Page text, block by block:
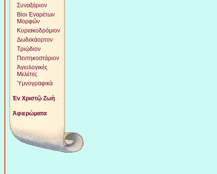
Συναξάριον
Βίοι Ἐναρέτων
Μορφῶν
Κυριακοδρόμιον
Δωδεκάορτον
Τριῴδιον
Πεντηκοστάριον
Ἁγιολογικὲς
Μελέτες
Ὑμνογραφικὰ
Ἐν Χριστῷ Ζωὴ
Ἀφιερώματα